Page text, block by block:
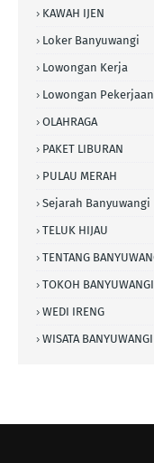
KAWAH IJEN
Loker Banyuwangi
Lowongan Kerja
Lowongan Pekerjaan
OLAHRAGA
PAKET LIBURAN
PULAU MERAH
Sejarah Banyuwangi
TELUK HIJAU
TENTANG
TOKOH BANYUWANGI
WEDI IRENG
WISATA BANYUWANGI